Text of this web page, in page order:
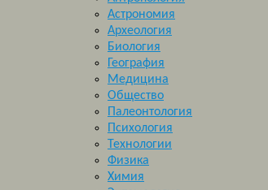
Астрономия
Археология
Биология
География
Медицина
Общество
Палеонтология
Психология
Технологии
Физика
Химия